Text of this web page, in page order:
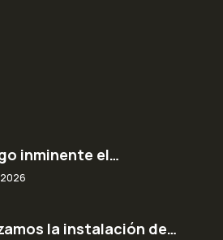
inminente el…
la instalación de…